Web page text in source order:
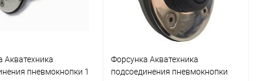
Акватехника
пневмокнопки 1
Форсунка Акватехника
подсоединения пневмокнопки